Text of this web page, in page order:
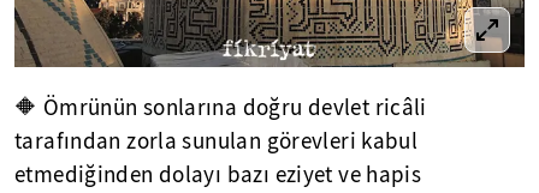
🔶 Ömrünün sonlarına doğru devlet ricâli
tarafından zorla sunulan görevleri kabul
etmediğinden dolayı bazı eziyet ve hapis